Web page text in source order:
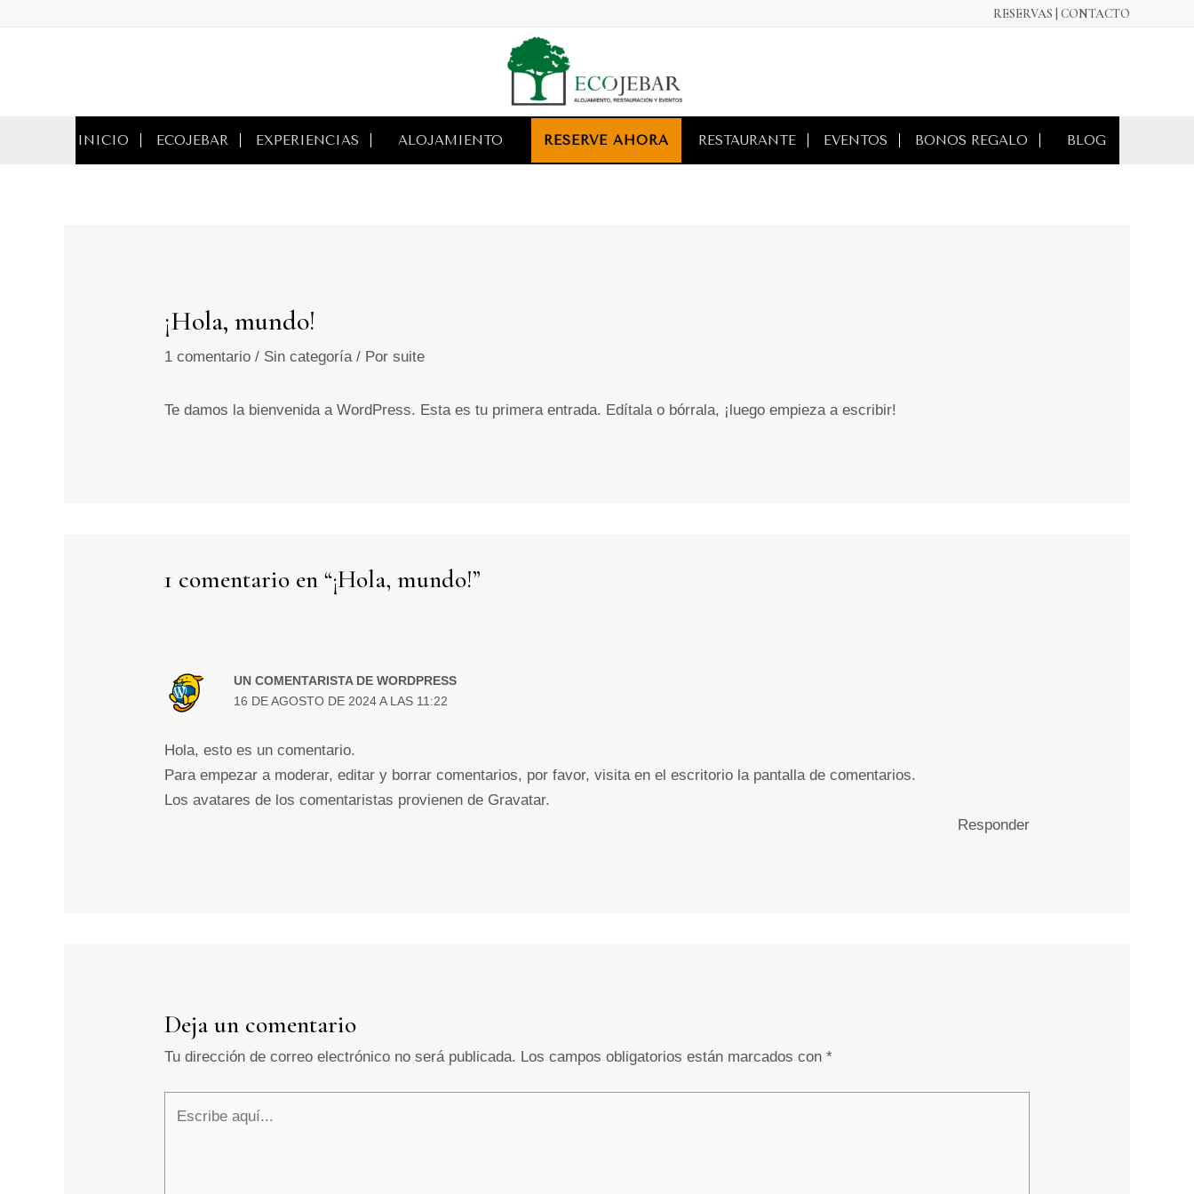
RESERVAS | CONTACTO
INICIO ECOJEBAR EXPERIENCIAS ALOJAMIENTO RESERVE AHORA RESTAURANTE EVENTOS BONOS REGALO BLOG
¡Hola, mundo!
1 comentario / Sin categoría / Porsuite
Te damos la bienvenida a WordPress. Esta es tu primera entrada. Edítala o bórrala, ¡luego empieza a escribir!
1 comentario en “¡Hola, mundo!”
UN COMENTARISTA DE WORDPRESS
16 DE AGOSTO DE 2024 A LAS 11:22
Hola, esto es un comentario.
Para empezar a moderar, editar y borrar comentarios, por favor, visita en el escritorio la pantalla de comentarios.
Los avatares de los comentaristas provienen de Gravatar.
Responder
Deja un comentario
Tu dirección de correo electrónico no será publicada. Los campos obligatorios están marcados con*